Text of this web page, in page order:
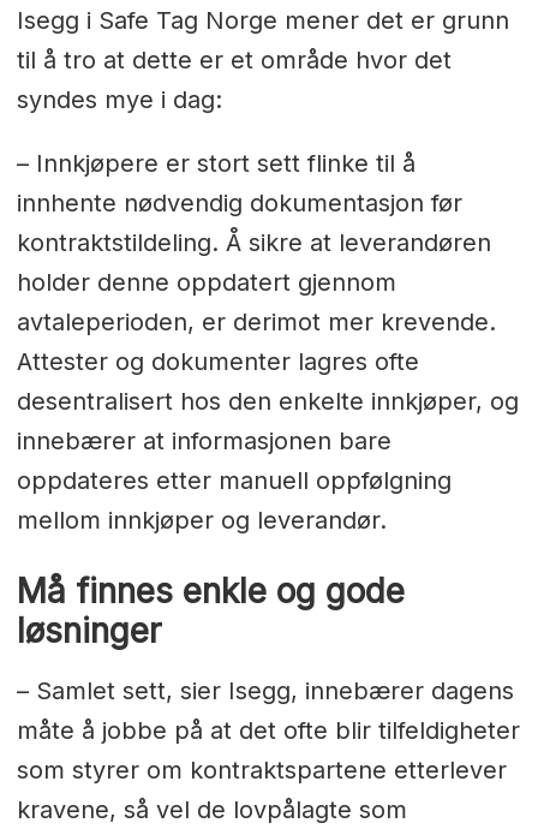
Isegg i Safe Tag Norge mener det er grunn
til å tro at dette er et område hvor det
syndes mye i dag:
– Innkjøpere er stort sett flinke til å
innhente nødvendig dokumentasjon før
kontraktstildeling. Å sikre at leverandøren
holder denne oppdatert gjennom
avtaleperioden, er derimot mer krevende.
Attester og dokumenter lagres ofte
desentralisert hos den enkelte innkjøper, og
innebærer at informasjonen bare
oppdateres etter manuell oppfølgning
mellom innkjøper og leverandør.
Må finnes enkle og gode
løsninger
– Samlet sett, sier Isegg, innebærer dagens
måte å jobbe på at det ofte blir tilfeldigheter
som styrer om kontraktspartene etterlever
kravene, så vel de lovpålagte som